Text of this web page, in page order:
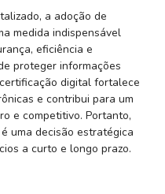
a adoção de
medida indispensável
eficiência e
proteger informações
digital fortalece
e contribui para um
e competitivo. Portanto,
uma decisão estratégica
a curto e longo prazo.